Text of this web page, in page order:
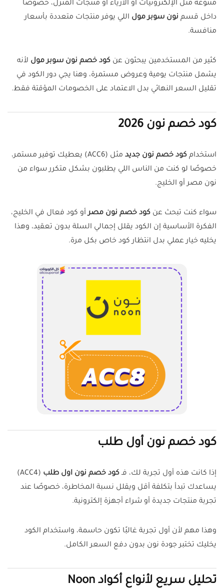
متنوعة مثل الإلكترونيات أو الأزياء أو منتجات المنزل، خصوصًا
داخل قسم نون سوبر مول اللي يوفر منتجات متعددة بأسعار
منافسة.
كثير من المستخدمين يبحثون عن كود خصم نون سوبر مول لأنه
يشمل منتجات يومية وعروض مستمرة، وهنا يجي دور الكود في
تقليل السعر النهائي بدل الاعتماد على الخصومات المؤقتة فقط.
كود خصم نون 2026
استخدام كود خصم نون جديد
مثل (ACC6) يعطيك توفير مستمر،
خصوصًا لو كنت من الناس اللي يطلبون بشكل متكرر سواء من
نون مصر أو الخليج.
سواء كنت تبحث عن كود خصم نون مصرأو كود فعال في الخليج،
الفكرة الأساسية إن الكود يقلل إجمالي السلة بدون تعقيد، وهذا
يخليه خيار عملي بدل انتظار كود خاص بكل مرة.
كود خصم نون أول طلب
إذا كانت هذه أول تجربة لك، فـكود خصم نون اول طلب
(ACC4)
يساعدك تبدأ بتكلفة أقل ويقلل نسبة المخاطرة، خصوصًا عند
تجربة منتجات جديدة أو شراء أجهزة إلكترونية.
وهذا مهم لأن أول تجربة غالبًا تكون حاسمة، واستخدام الكود
يخليك تختبر جودة نون بدون دفع السعر الكامل.
تحليل سريع لأنواع أكواد Noon